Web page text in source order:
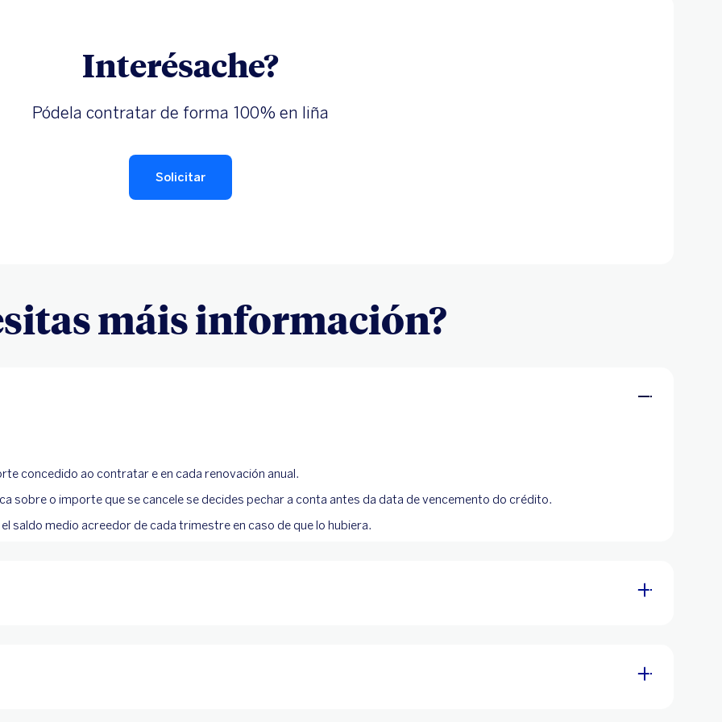
Interésache?
Pódela contratar de forma 100% en liña
Solicitar
máis información?
concedido ao contratar e en cada renovación anual.
sobre o importe que se cancele se decides pechar a conta antes da data de vencemento do crédito.
saldo medio acreedor de cada trimestre en caso de que lo hubiera.